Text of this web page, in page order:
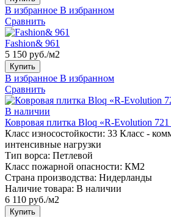
В избранное В избранном
Сравнить
Fashion& 961
5 150 руб./м2
Купить
В избранное В избранном
Сравнить
В наличии
Ковровая плитка Bloq «R-Evolution
Класс износостойкости: 33 Класс -
интенсивные нагрузки
Тип ворса: Петлевой
Класс пожарной опасности: КМ2
Страна производства: Нидерланды
Наличие товара: В наличии
6 110 руб./м2
Купить